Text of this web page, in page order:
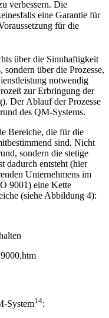
verbessern. Die
eine Garantie für
für die
über die Sinnhaftigkeit
über die Prozesse,
notwendig
zur Erbringung der
Der Ablauf der Prozesse
des QM-Systems.
Bereiche, die für die
sind. Nicht
sondern die stetige
dadurch entsteht (hier
Unternehmens im
9001) eine Kette
(siehe Abbildung 4):
System14: